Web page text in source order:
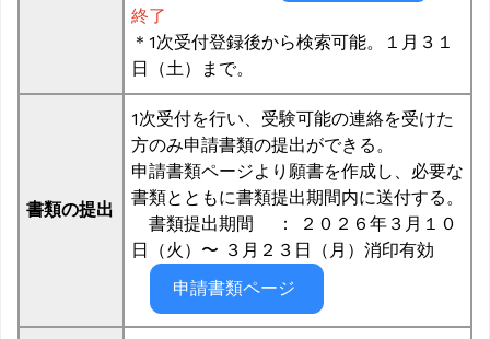
終了
＊1次受付登録後から検索可能。１月３１
日（土）まで。
書類の提出
1次受付を行い、受験可能の連絡を受けた
方のみ申請書類の提出ができる。
申請書類ページより願書を作成し、必要な
書類とともに書類提出期間内に送付する。
書類提出期間 ： ２０２６年３月１０
日（火）〜 ３月２３日（月）消印有効
申請書類ページ